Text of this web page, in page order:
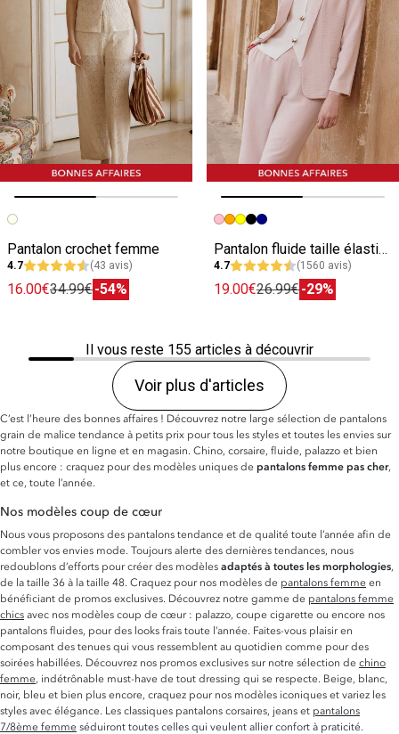
Image précédente
Image suivante
Pantalon crochet femme
4.7 (43 avis)
16.00€34.99€-54%
Image précédente
Image suivante
Pantalon fluide taille élastiquée femme
4.7 (1560 avis)
19.00€26.99€-29%
Il vous reste 155 articles à découvrir
Voir plus d'articles
C’est l’heure des bonnes affaires ! Découvrez notre large sélection de pantalons
grain de malice tendance à petits prix pour tous les styles et toutes les envies sur
notre boutique en ligne et en magasin. Chino, corsaire, fluide, palazzo et bien
plus encore : craquez pour des modèles uniques de pantalons femme pas cher,
et ce, toute l’année.
Nos modèles coup de cœur
Nous vous proposons des pantalons tendance et de qualité toute l’année afin de
combler vos envies mode. Toujours alerte des dernières tendances, nous
redoublons d’efforts pour créer des modèles adaptés à toutes les morphologies,
de la taille 36 à la taille 48. Craquez pour nos modèles de pantalons femme en
bénéficiant de promos exclusives. Découvrez notre gamme de pantalons femme
chics avec nos modèles coup de cœur : palazzo, coupe cigarette ou encore nos
pantalons fluides, pour des looks frais toute l’année. Faites-vous plaisir en
composant des tenues qui vous ressemblent au quotidien comme pour des
soirées habillées. Découvrez nos promos exclusives sur notre sélection de chino
femme, indétrônable must-have de tout dressing qui se respecte. Beige, blanc,
noir, bleu et bien plus encore, craquez pour nos modèles iconiques et variez les
styles avec élégance. Les classiques pantalons corsaires, jeans et pantalons
7/8ème femme séduiront toutes celles qui veulent allier confort à praticité.